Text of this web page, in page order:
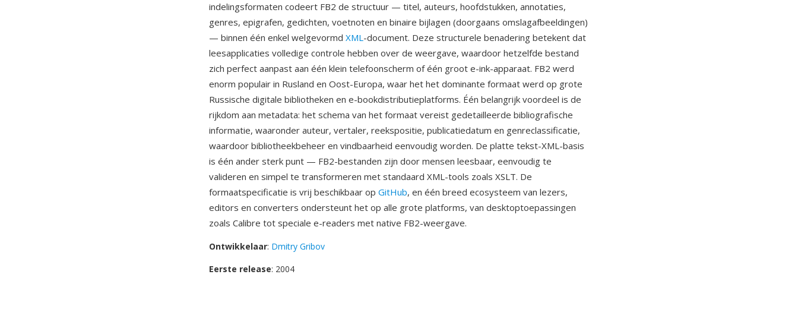
indelingsformaten codeert FB2 de structuur — titel, auteurs, hoofdstukken, annotaties,
genres, epigrafen, gedichten, voetnoten en binaire bijlagen (doorgaans omslagafbeeldingen)
— binnen één enkel welgevormd XML-document. Deze structurele benadering betekent dat
leesapplicaties volledige controle hebben over de weergave, waardoor hetzelfde bestand
zich perfect aanpast aan één klein telefoonscherm of één groot e-ink-apparaat. FB2 werd
enorm populair in Rusland en Oost-Europa, waar het het dominante formaat werd op grote
Russische digitale bibliotheken en e-bookdistributieplatforms. Één belangrijk voordeel is de
rijkdom aan metadata: het schema van het formaat vereist gedetailleerde bibliografische
informatie, waaronder auteur, vertaler, reekspositie, publicatiedatum en genreclassificatie,
waardoor bibliotheekbeheer en vindbaarheid eenvoudig worden. De platte tekst-XML-basis
is één ander sterk punt — FB2-bestanden zijn door mensen leesbaar, eenvoudig te
valideren en simpel te transformeren met standaard XML-tools zoals XSLT. De
formaatspecificatie is vrij beschikbaar op GitHub, en één breed ecosysteem van lezers,
editors en converters ondersteunt het op alle grote platforms, van desktoptoepassingen
zoals Calibre tot speciale e-readers met native FB2-weergave.
Ontwikkelaar: Dmitry Gribov
Eerste release: 2004